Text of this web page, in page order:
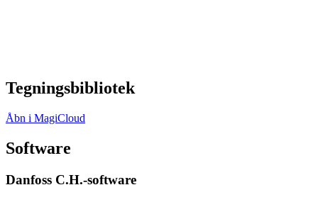
Tegningsbibliotek
Åbn i MagiCloud
Software
Danfoss C.H.-software